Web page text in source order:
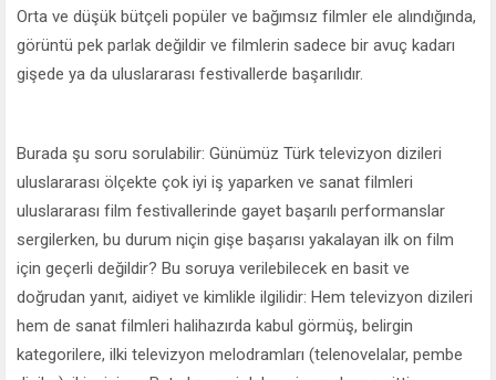
Orta ve düşük bütçeli popüler ve bağımsız filmler ele alındığında,
görüntü pek parlak değildir ve filmlerin sadece bir avuç kadarı
gişede ya da uluslararası festivallerde başarılıdır.
Burada şu soru sorulabilir: Günümüz Türk televizyon dizileri
uluslararası ölçekte çok iyi iş yaparken ve sanat filmleri
uluslararası film festivallerinde gayet başarılı performanslar
sergilerken, bu durum niçin gişe başarısı yakalayan ilk on film
için geçerli değildir? Bu soruya verilebilecek en basit ve
doğrudan yanıt, aidiyet ve kimlikle ilgilidir: Hem televizyon dizileri
hem de sanat filmleri halihazırda kabul görmüş, belirgin
kategorilere, ilki televizyon melodramları (telenovelalar, pembe